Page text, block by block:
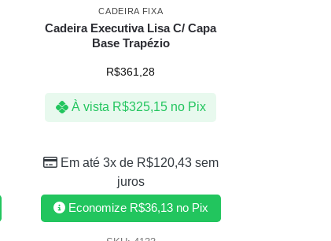
CADEIRA FIXA
Cadeira Executiva Lisa C/ Capa
Base Trapézio
R$361,28
À vista R$325,15 no Pix
Em até 3x de R$120,43sem
juros
Economize R$36,13no Pix